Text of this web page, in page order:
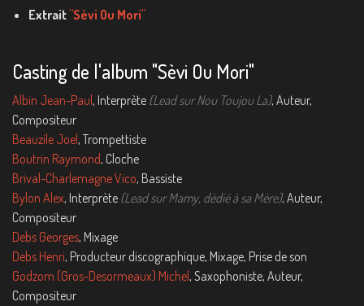
Extrait"Sèvi Ou Mori"
Casting de l'album "Sèvi Ou Mori"
Albin Jean-Paul , Interprète (Lead sur Nou Toujou La), Auteur,
Compositeur
Beauzile Joel, Trompettiste
Boutrin Raymond, Cloche
Brival-Charlemagne Vico, Bassiste
Bylon Alex, Interprète (Lead sur Mamy, dédié à sa Mère), Auteur,
Compositeur
Debs Georges, Mixage
Debs Henri, Producteur discographique, Mixage, Prise de son
Godzom (Gros-Desormeaux) Michel, Saxophoniste, Auteur,
Compositeur